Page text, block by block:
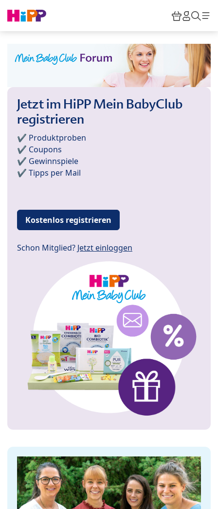
HiPP
Jetzt im HiPP Mein BabyClub
registrieren
✔️ Produktproben
✔️ Coupons
✔️ Gewinnspiele
✔️ Tipps per Mail
Kostenlos registrieren
Schon Mitglied? Jetzt einloggen